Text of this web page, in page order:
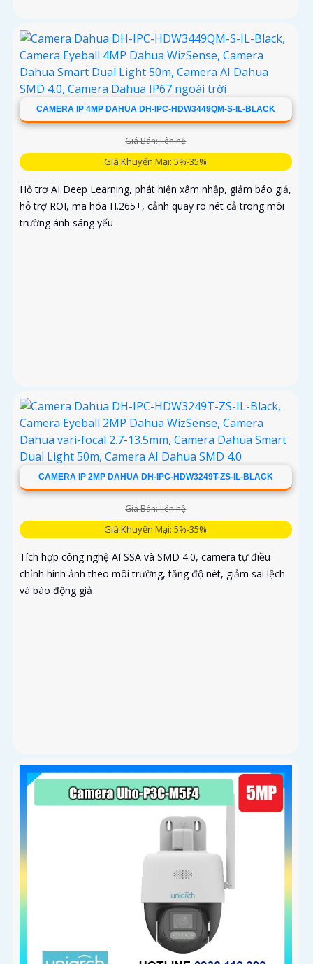
CAMERA IP 4MP DAHUA DH-IPC-HDW3449QM-S-IL-BLACK
Giá Bán: liên hệ
Giá Khuyến Mại: 5%-35%
Hỗ trợ AI Deep Learning, phát hiện xâm nhập, giảm báo giả,
hỗ trợ ROI, mã hóa H.265+, cảnh quay rõ nét cả trong môi
trường ánh sáng yếu
CAMERA IP 2MP DAHUA DH-IPC-HDW3249T-ZS-IL-BLACK
Giá Bán: liên hệ
Giá Khuyến Mại: 5%-35%
Tích hợp công nghệ AI SSA và SMD 4.0, camera tự điều
chỉnh hình ảnh theo môi trường, tăng độ nét, giảm sai lệch
và báo động giả